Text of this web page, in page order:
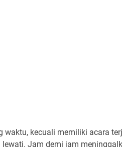
waktu, kecuali memiliki acara
Jam demi jam